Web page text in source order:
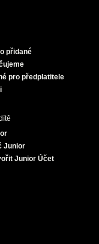
přidané
pro předplatitele
Junior
Junior Účet